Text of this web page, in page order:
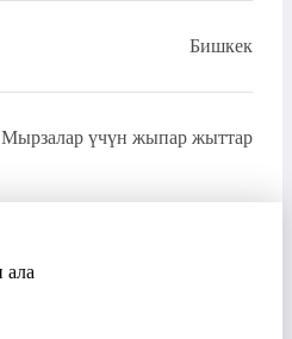
Бишкек
Мырзалар үчүн жыпар жыттар
ала